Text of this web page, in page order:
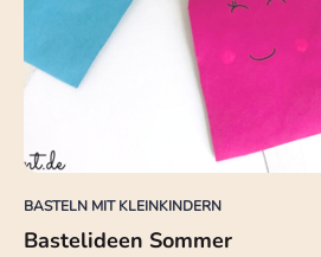
BASTELN MIT KLEINKINDERN
Bastelideen Sommer